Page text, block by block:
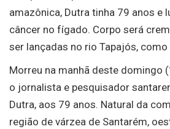
amazônica, Dutra tinha 79 anos e
câncer no fígado. Corpo será
ser lançadas no rio Tapajós,
Morreu na manhã deste domingo
o jornalista e pesquisador
Dutra, aos 79 anos. Natural da
região de várzea de Santarém,